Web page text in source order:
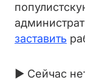
заставить
► Сейчас